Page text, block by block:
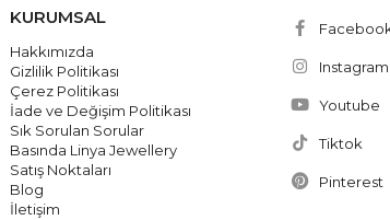
KURUMSAL
Hakkımızda
Gizlilik Politikası
Çerez Politikası
İade ve Değişim Politikası
Sık Sorulan Sorular
Basında Linya Jewellery
Satış Noktaları
Blog
İletişim
Instagram
Youtube
Tiktok
Pinterest